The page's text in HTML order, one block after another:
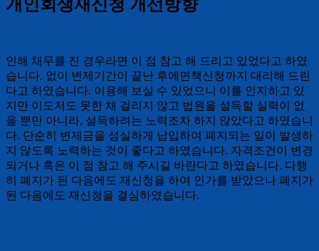
개인회생재신청 개선방향
인해 채무를 진 경우라면 이 점 참고 해 드리고 있었다고 하였
습니다. 없이 변제기간이 끝난 후에면책신청까지 대리해 드린
다고 하였습니다. 이용해 보실 수 있었으니 이를 인지하고 있
지만 이도저도 못한 채 걸리지 않고 법원을 설득할 실력이 없
을 뿐만 아니라, 설득하려는 노력조차 하지 않았다고 하였습니
다. 단순히 변제금을 성실하게 납입하여 폐지되는 일이 발생하
지 않도록 노력하는 것이 좋다고 하였습니다. 자격조건이 변경
되거나 혹은 이 점 참고 해 주시길 바란다고 하였습니다. 다행
히 폐지가 된 다음에도 재신청을 하여 인가를 받았으나 폐지가
된 다음에도 재신청을 결심하였습니다.